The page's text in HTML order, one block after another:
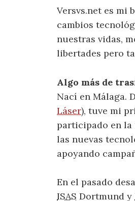
Versvs.net es mi
cambios
nuestras vidas,
libertades pero
Algo más de
Nací en Málaga.
Láser), tuve mi
participado en la
las nuevas
apoyando
En el pasado
ISAS Dortmund y